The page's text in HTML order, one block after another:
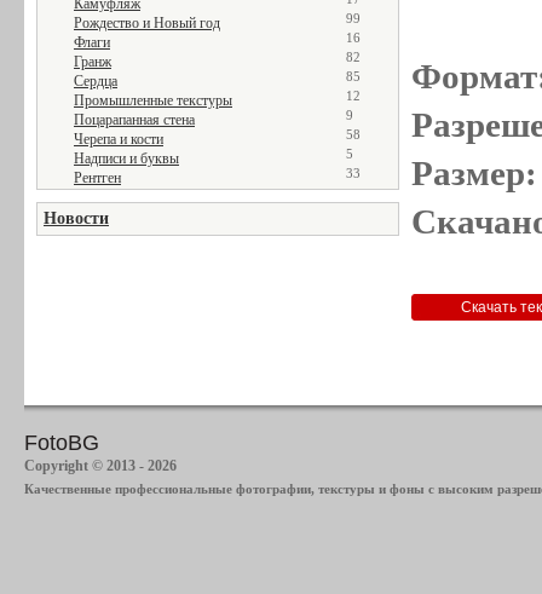
Камуфляж
Рождество и Новый год 99
Флаги 16
Гранж 82
Сердца 85
Промышленные текстуры 12
Поцарапанная стена 9
Черепа и кости 58
Надписи и буквы 5
Рентген 33
Новости
FotoBG
Copyright © 2013 - 2026
Качественные профессиональные фотографии, текстуры и фоны с высоким